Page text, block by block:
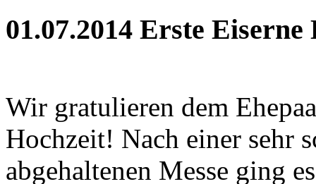
01.07.2014 Erste Eiserne
Wir gratulieren dem
Hochzeit! Nach einer sehr
abgehaltenen Messe ging